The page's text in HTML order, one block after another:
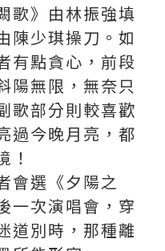
歌》由林振強填
陳少琪操刀。如
有點貪心，前段
陽無限，無奈只
歌部分則較喜歡
過今晚月亮，都
！
會選《夕陽之
一次演唱會，穿
道別時，那種離